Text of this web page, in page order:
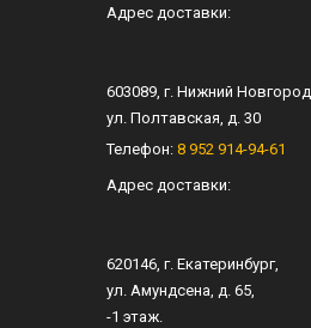
Адрес доставки:
603089 , г. Нижний Новгород
ул. Полтавская, д. 30
Телефон: 8 952 914-94-61
Адрес доставки:
620146 , г. Екатеринбург,
ул. Амундсена, д. 65
-1 этаж.